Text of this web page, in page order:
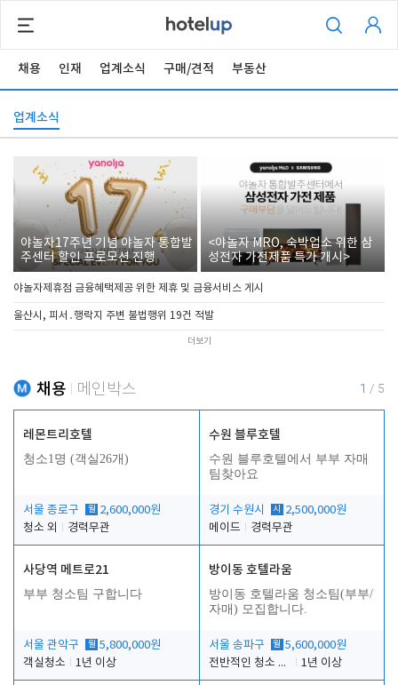
채용 인재 업계소식 구매/견적 부동산
업계소식
야놀자17주년 기념 야놀자 통합발
주센터 할인 프로모션 진행
<야놀자 MRO, 숙박업소 위한 삼
성전자 가전제품 특가 개시>
야놀자제휴점 금융혜택제공 위한 제휴 및 금융서비스 게시
울산시, 피서․행락지 주변 불법행위 19건 적발
더보기
채용 메인박스 1 / 5
레몬트리호텔
청소1명 (객실26개)
서울 종로구 월 2,600,000원
청소 외
경력무관
수원 블루호텔
수원 블루호텔에서 부부 자매
팀찾아요
경기 수원시 시
2,500,000원
메이드
경력무관
사당역 메트로21
부부 청소팀 구합니다
서울 관악구 월 5,800,000원
객실청소
1년 이상
방이동 호텔라움
방이동 호텔라움 청소팀(부부/
자매) 모집합니다.
서울 송파구 월 5,600,000원
전반적인 청소 업무(객실청소.객실정리)
1년 이상